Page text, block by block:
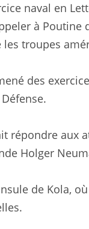
naval en
à Poutine
troupes
des
répondre aux
Holger
de Kola,